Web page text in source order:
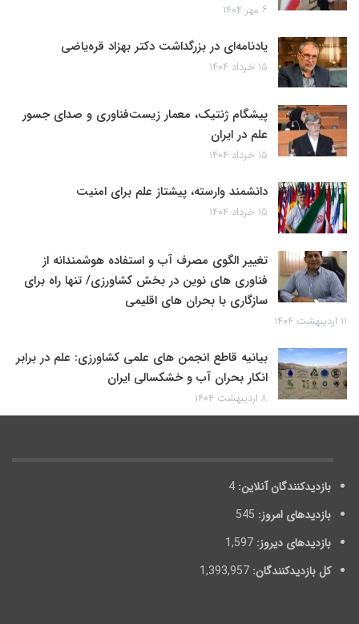
۶ مهر ۱۴۰۴
یادنامه‌ای در بزرگداشت دکتر بهزاد قره‌یاضی
۱۵ خرداد ۱۴۰۴
پیشگام ژنتیک، معمار زیست‌فناوری و صدای جسور
علم در ایران
۱۵ خرداد ۱۴۰۴
دانشمند وارسته، پیشتاز علم برای امنیت
۱۵ خرداد ۱۴۰۴
تغییر الگوی مصرف آب و استفاده هوشمندانه از
فناوری های نوین در بخش کشاورزی/ تنها راه برای
سازگاری با بحران های اقلیمی
۱۱ اردیبهشت ۱۴۰۴
بیانیه قاطع انجمن های علمی کشاورزی: علم در برابر
انکار بحران آب و خشکسالی ایران
۸ اردیبهشت ۱۴۰۴
بازدیدکنندگان آنلاین: 4
بازدیدهای امروز: 545
بازدیدهای دیروز: 1,597
کل بازدیدکنند‌گان: 1,393,957